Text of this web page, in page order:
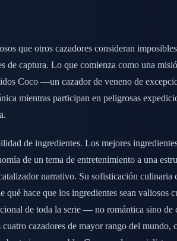
que otros cazadores consideran
captura. Lo que comienza como una
Coco —un cazador de veneno de
mientras participan en peligrosas
de ingredientes. Los mejores
de un tema de entretenimiento a una
narrativo. Su sofisticación culinaria
hace que los ingredientes sean valiosos
de toda la serie — no romántica sino de
cazadores de mayor rango del mundo,